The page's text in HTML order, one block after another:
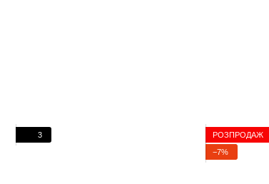
3
РОЗПРОДАЖ
−7%